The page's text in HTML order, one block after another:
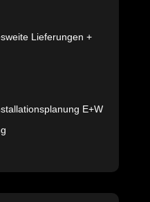
Lieferungen +
E+W